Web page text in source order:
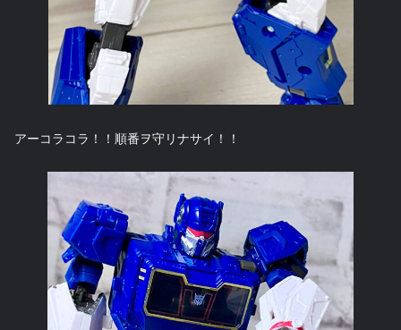
アーコラコラ！！順番ヲ守リナサイ！！